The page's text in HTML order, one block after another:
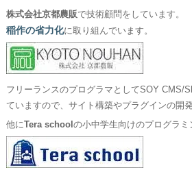
株式会社京都農販で技術顧問をしています。
稲作の省力化に取り組んでいます。
フリーランスのプログラマとしてSOY CMS/
ていますので、サイト構築やプラグインの開
他にTera school の小中学生向けのプログラミ